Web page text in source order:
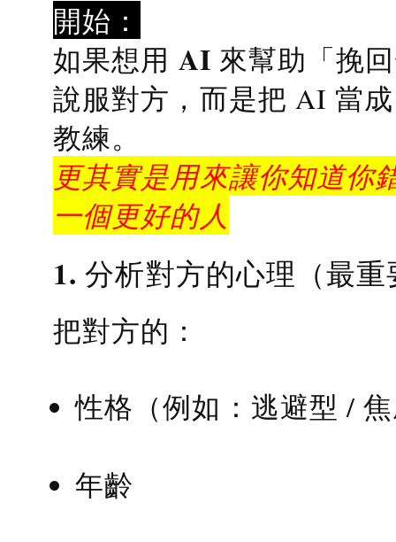
開始：
如果想用 AI 來幫助「挽
說服對方，而是把 AI 當
教練。
更其實是用來讓你知道你
一個更好的人
1. 分析對方的心理（最
把對方的：
性格（例如：逃避型 /
年齡